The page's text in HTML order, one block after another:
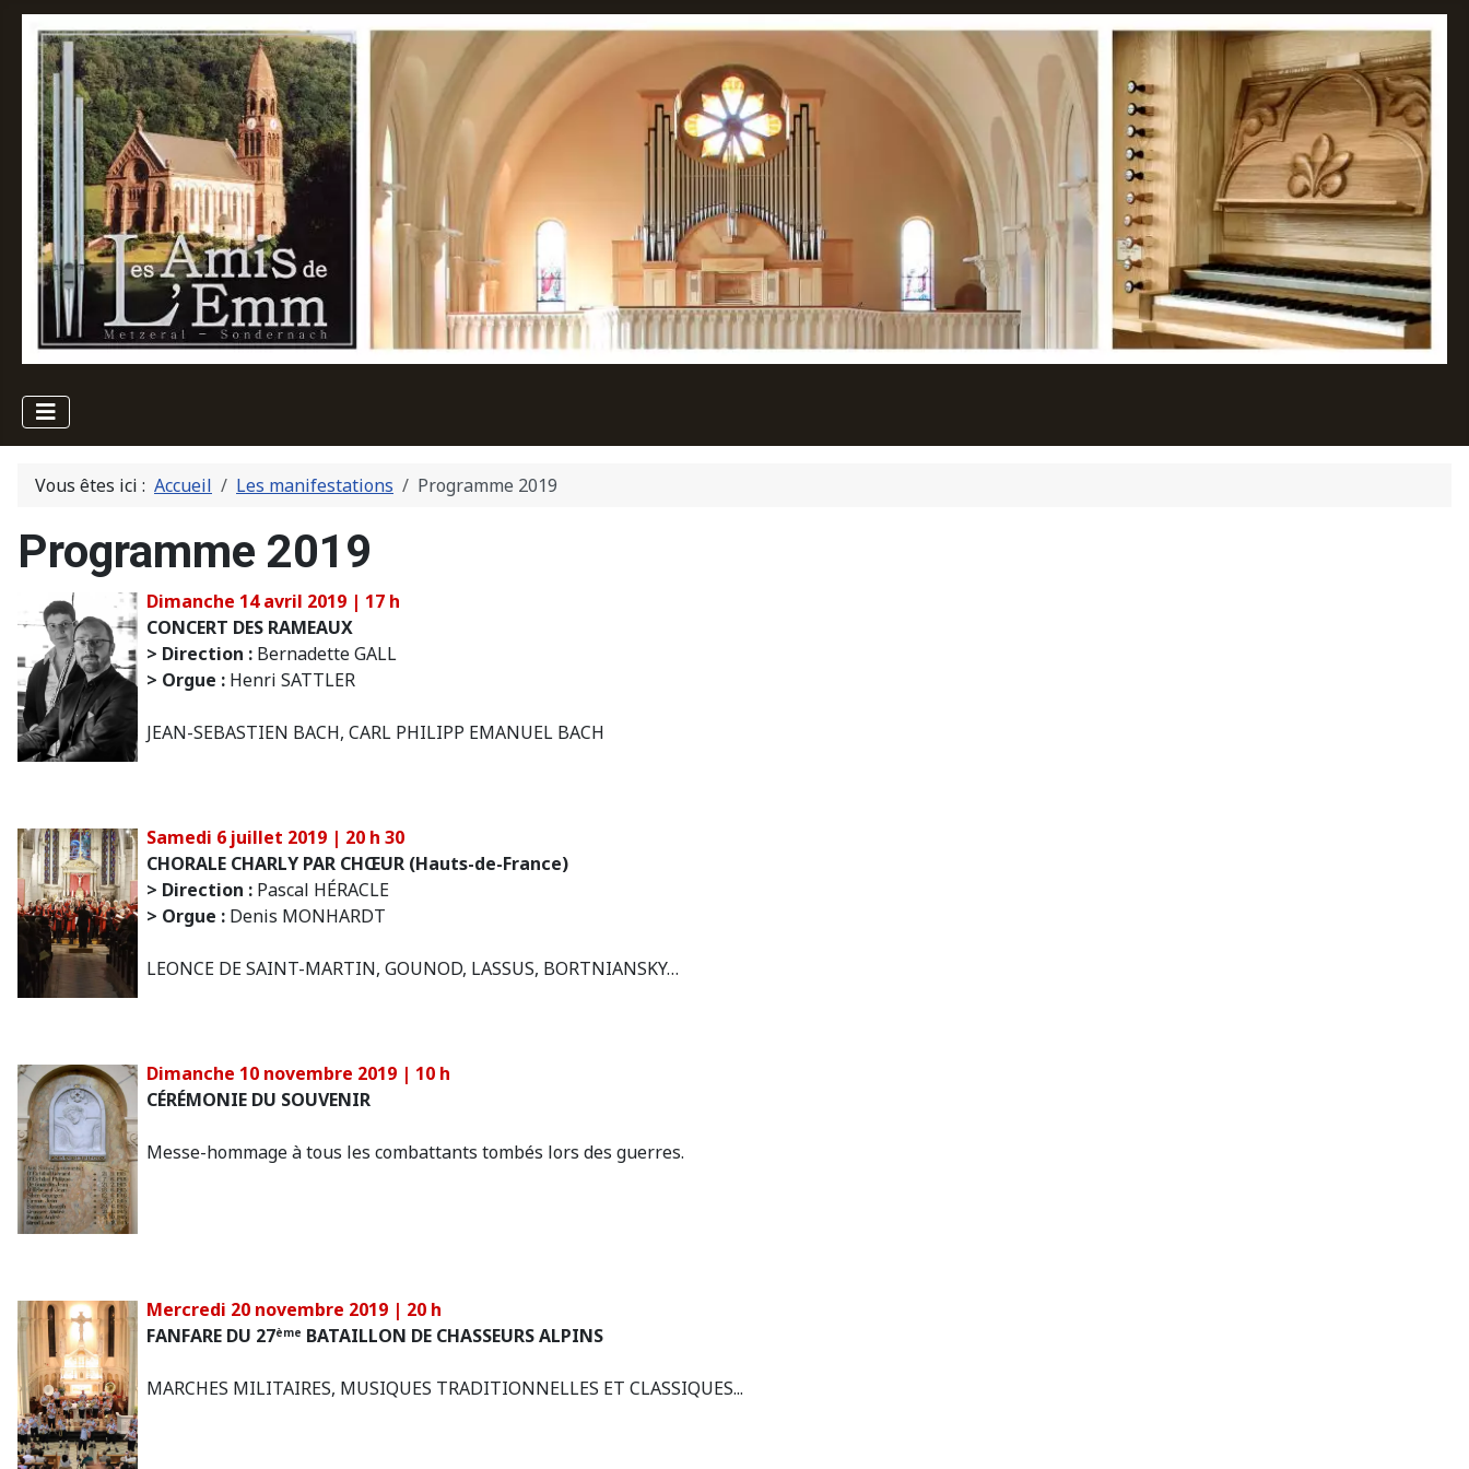
Vous êtes ici : Accueil Les manifestations Programme 2019
Programme 2019
Dimanche 14 avril 2019 | 17 h
CONCERT DES RAMEAUX
> Direction : Bernadette GALL
> Orgue : Henri SATTLER
JEAN-SEBASTIEN BACH, CARL PHILIPP EMANUEL BACH
Samedi 6 juillet 2019 | 20 h 30
CHORALE CHARLY PAR CHŒUR (Hauts-de-France)
> Direction : Pascal HÉRACLE
> Orgue : Denis MONHARDT
LEONCE DE SAINT-MARTIN, GOUNOD, LASSUS, BORTNIANSKY…
Dimanche 10 novembre 2019 | 10 h
CÉRÉMONIE DU SOUVENIR
Messe-hommage à tous les combattants tombés lors des guerres.
Mercredi 20 novembre 2019 | 20 h
FANFARE DU 27ème BATAILLON DE CHASSEURS ALPINS
MARCHES MILITAIRES, MUSIQUES TRADITIONNELLES ET CLASSIQUES...